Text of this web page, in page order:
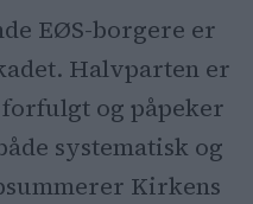
EØS-borgere er
Halvparten er
og påpeker
systematisk og
Kirkens